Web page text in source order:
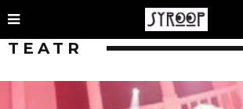
TEATR